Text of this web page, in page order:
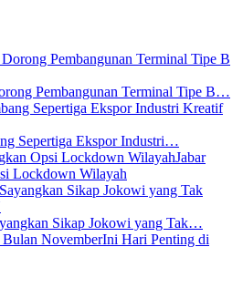
Pembangunan Terminal Tipe B…
Sepertiga Ekspor Industri…
Jabar
Lockdown Wilayah
Sikap Jokowi yang Tak…
Ini Hari Penting di